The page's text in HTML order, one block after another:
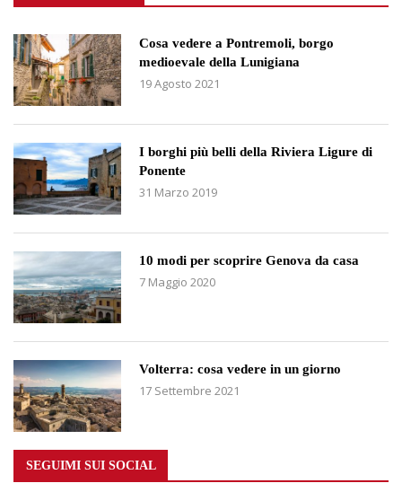
Cosa vedere a Pontremoli, borgo
medioevale della Lunigiana
19 Agosto 2021
I borghi più belli della Riviera Ligure di
Ponente
31 Marzo 2019
10 modi per scoprire Genova da casa
7 Maggio 2020
Volterra: cosa vedere in un giorno
17 Settembre 2021
SEGUIMI SUI SOCIAL